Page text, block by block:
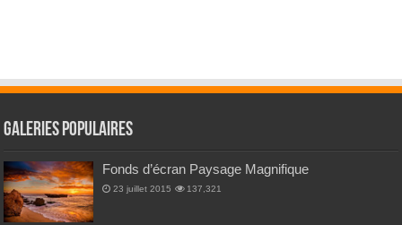
Galeries Populaires
Fonds d’écran Paysage Magnifique
23 juillet 2015 137,321